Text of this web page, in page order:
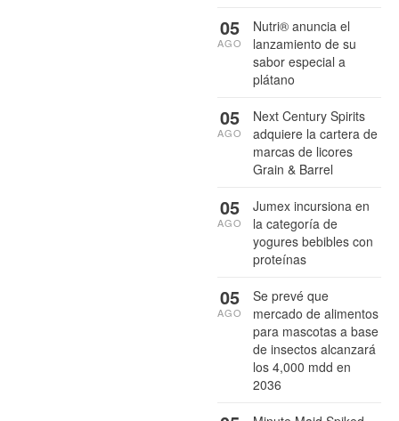
Nutri® anuncia el
lanzamiento de su
sabor especial a
plátano
05
AGO
Next Century Spirits
adquiere la cartera de
marcas de licores
Grain & Barrel
05
AGO
Jumex incursiona en
la categoría de
yogures bebibles con
proteínas
05
AGO
Se prevé que
mercado de alimentos
para mascotas a base
de insectos alcanzará
los 4,000 mdd en
2036
05
AGO